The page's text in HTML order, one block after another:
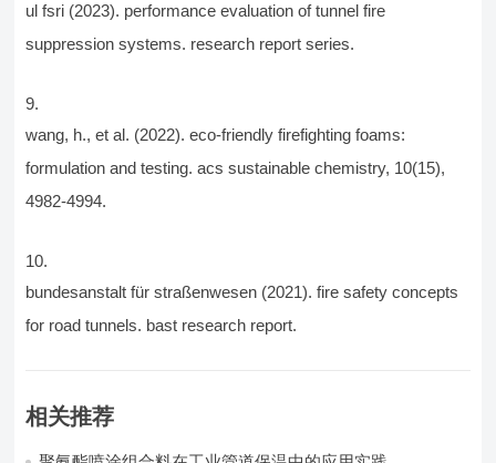
ul fsri (2023). performance evaluation of tunnel fire
suppression systems. research report series.
wang, h., et al. (2022). eco-friendly firefighting foams:
formulation and testing. acs sustainable chemistry, 10(15),
4982-4994.
bundesanstalt für straßenwesen (2021). fire safety concepts
for road tunnels. bast research report.
相关推荐